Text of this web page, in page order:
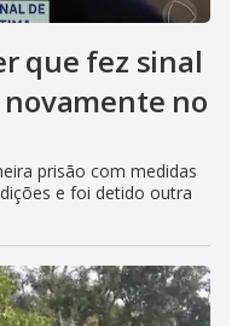
que fez sinal
novamente no
prisão com medidas
e foi detido outra